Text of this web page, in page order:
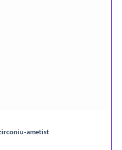
ametist